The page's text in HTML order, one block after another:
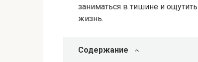
заниматься в тишине и
жизнь.
Содержание